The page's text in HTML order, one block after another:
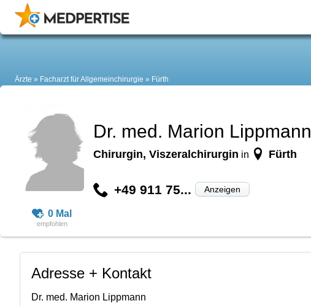
Ärzte Facharzt für Allgemeinchirurgie Fürth
0 Mal
Dr. med. Marion Lippmann
Chirurgin, Viszeralchirurgin in Fürth
+49 911 75... Anzeigen
Adresse + Kontakt
Dr. med. Marion Lippmann